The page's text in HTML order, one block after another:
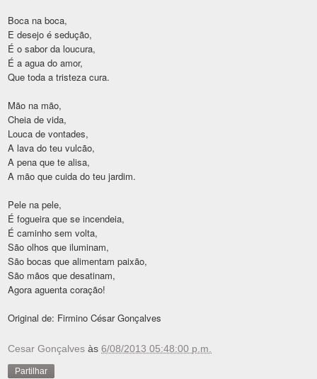
Boca na boca,
E desejo é sedução,
É o sabor da loucura,
É a agua do amor,
Que toda a tristeza cura.
Mão na mão,
Cheia de vida,
Louca de vontades,
A lava do teu vulcão,
A pena que te alisa,
A mão que cuida do teu jardim.
Pele na pele,
É fogueira que se incendeia,
É caminho sem volta,
São olhos que iluminam,
São bocas que alimentam paixão,
São mãos que desatinam,
Agora aguenta coração!
Original de: Firmino César Gonçalves
Cesar Gonçalves às 6/08/2013 05:48:00 p.m.
Partilhar